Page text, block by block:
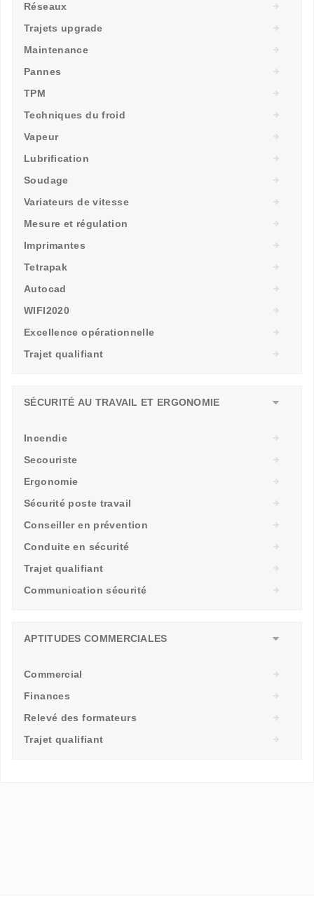
Réseaux
Trajets upgrade
Maintenance
Pannes
TPM
Techniques du froid
Vapeur
Lubrification
Soudage
Variateurs de vitesse
Mesure et régulation
Imprimantes
Tetrapak
Autocad
WIFI2020
Excellence opérationnelle
Trajet qualifiant
SÉCURITÉ AU TRAVAIL ET ERGONOMIE
Incendie
Secouriste
Ergonomie
Sécurité poste travail
Conseiller en prévention
Conduite en sécurité
Trajet qualifiant
Communication sécurité
APTITUDES COMMERCIALES
Commercial
Finances
Relevé des formateurs
Trajet qualifiant